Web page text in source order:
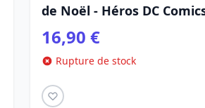
de Noël - Héros DC
16,90 €
Rupture de stock